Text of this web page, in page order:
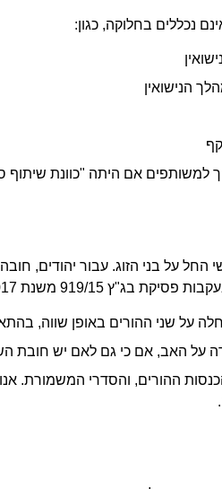
נכללים בחלוקה, כגון:
הנישואין
למשותפים אם היתה "כוונת
החל על בני הזוג. עבור יהודים,
15 משנת 2017, נקבע כי:
ההורים, והסדרי המשמורת.